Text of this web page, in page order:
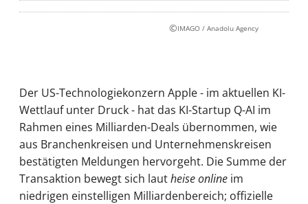
©IMAGO / Anadolu Agency
Der US-Technologiekonzern Apple - im aktuellen KI-
Wettlauf unter Druck - hat das KI-Startup Q-AI im
Rahmen eines Milliarden-Deals übernommen, wie
aus Branchenkreisen und Unternehmenskreisen
bestätigten Meldungen hervorgeht. Die Summe der
Transaktion bewegt sich lautheise online im
niedrigen einstelligen Milliardenbereich; offizielle